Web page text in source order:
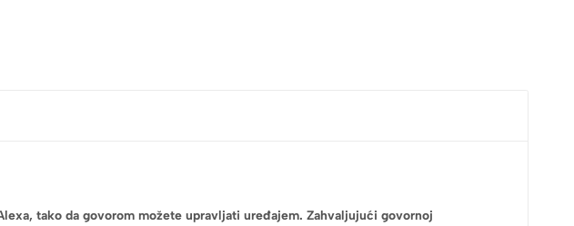
tako da govorom možete upravljati uređajem. Zahvaljujući govornoj